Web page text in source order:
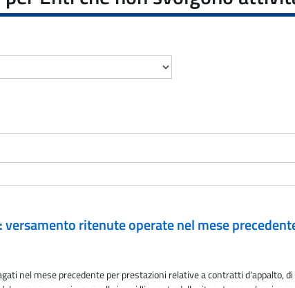
ritenute operate nel mese
nel mese precedente per prestazioni relative a contratti d'appalto,